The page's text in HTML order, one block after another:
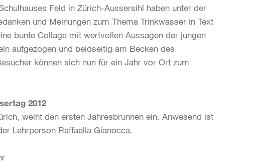
Feld in Zürich-Aussersihl haben unter der
und Meinungen zum Thema Trinkwasser in Text
bunte Collage mit wertvollen Aussagen der jungen
aufgezogen und beidseitig am Becken des
können sich nun für ein Jahr vor Ort zum
2012
weiht den ersten Jahresbrunnen ein. Anwesend ist
Lehrperson Raffaella Gianocca.